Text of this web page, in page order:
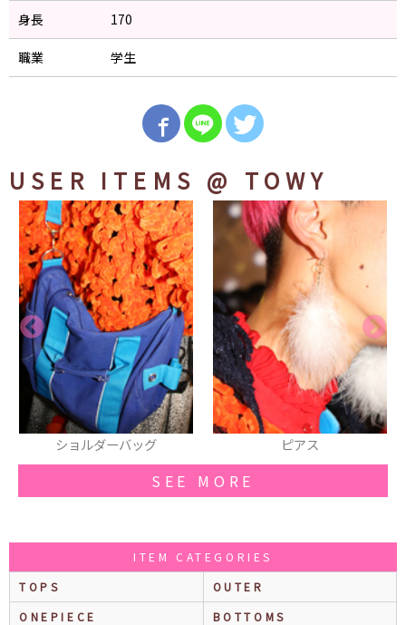
身長 170
職業 学生
USER ITEMS @ TOWY
ルダーバッグ
SEE MORE
ITEM CATEGORIES
TOPS
OUTER
ONEPIECE
BOTTOMS